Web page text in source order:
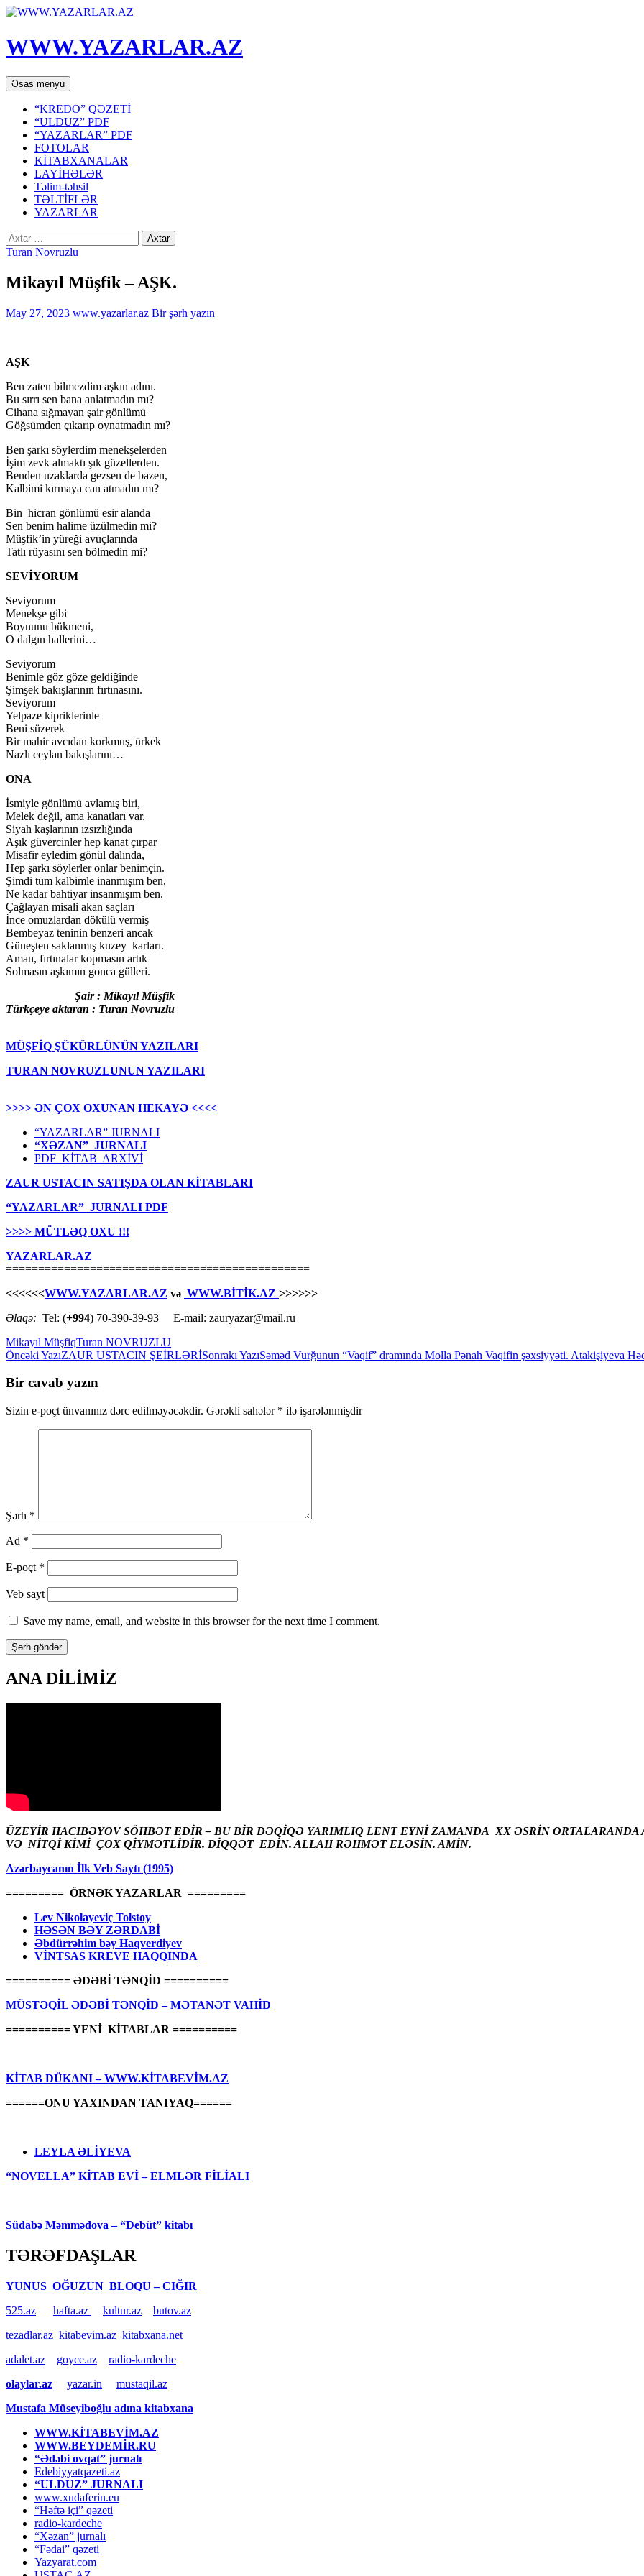
WWW.YAZARLAR.AZ
Axtar
Əsas menyu Mühtəviyyata
keç
“KREDO” QƏZETİ
“ULDUZ” PDF
“YAZARLAR” PDF
FOTOLAR
KİTABXANALAR
LAYİHƏLƏR
Təlim-təhsil
TƏLTİFLƏR
YAZARLAR
Axtarış:
Turan Novruzlu
Mikayıl Müşfik – AŞK.
May 27, 2023 www.yazarlar.az Bir şərh yazın
AŞK
Ben zaten bilmezdim aşkın adını.
Bu sırrı sen bana anlatmadın mı?
Cihana sığmayan şair gönlümü
Göğsümden çıkarıp oynatmadın mı?
Ben şarkı söylerdim menekşelerden
İşim zevk almaktı şık güzellerden.
Benden uzaklarda gezsen de bazen,
Kalbimi kırmaya can atmadın mı?
Bin hicran gönlümü esir alanda
Sen benim halime üzülmedin mi?
Müşfik’in yüreği avuçlarında
Tatlı rüyasını sen bölmedin mi?
SEVİYORUM
Seviyorum
Menekşe gibi
Boynunu bükmeni,
O dalgın hallerini…
Seviyorum
Benimle göz göze geldiğinde
Şimşek bakışlarının fırtınasını.
Seviyorum
Yelpaze kipriklerinle
Beni süzerek
Bir mahir avcıdan korkmuş, ürkek
Nazlı ceylan bakışlarını…
ONA
İsmiyle gönlümü avlamış biri,
Melek değil, ama kanatları var.
Siyah kaşlarının ızsızlığında
Aşık güvercinler hep kanat çırpar
Misafir eyledim gönül dalında,
Hep şarkı söylerler onlar benimçin.
Şimdi tüm kalbimle inanmışım ben,
Ne kadar bahtiyar insanmışım ben.
Çağlayan misali akan saçları
İnce omuzlardan dökülü vermiş
Bembeyaz teninin benzeri ancak
Güneşten saklanmış kuzey karları.
Aman, fırtınalar kopmasın artık
Solmasın aşkımın gonca gülleri.
Şair : Mikayıl Müşfik
Türkçeye aktaran : Turan Novruzlu
MÜŞFİQ ŞÜKÜRLÜNÜN YAZILARI
TURAN NOVRUZLUNUN YAZILARI
>>>> ƏN ÇOX OXUNAN HEKAYƏ <<<<
“YAZARLAR” JURNALI
“XƏZAN” JURNALI
PDF KİTAB ARXİVİ
ZAUR USTACIN SATIŞDA OLAN KİTABLARI
“YAZARLAR” JURNALI PDF
>>>> MÜTLƏQ OXU !!!
YAZARLAR.AZ
===============================================
<<<<<<WWW.YAZARLAR.AZ və WWW.BİTİK.AZ >>>>>>
Əlaqə: Tel: (+994) 70-390-39-93 E-mail: zauryazar@mail.ru
Mikayıl MüşfiqTuran NOVRUZLU
Yazılar
üzrə
naviqasiya
Öncəki YazıZAUR USTACIN ŞEİRLƏRİSonrakı YazıSəməd Vurğunun “Vaqif” dramında Molla Pənah Vaqifin şəxsiyyəti. Atakişiyeva
Bir cavab yazın
Sizin e-poçt ünvanınız dərc edilməyəcəkdir. Gərəkli sahələr * ilə işarələnmişdir
Şərh *
Ad *
E-poçt *
Veb sayt
Save my name, email, and website in this browser for the next time I comment.
ANA DİLİMİZ
ÜZEYİR HACIBƏYOV SÖHBƏT EDİR – BU BİR DƏQİQƏ YARIMLIQ LENT EYNİ ZAMANDA XX ƏSRİN
VƏ NİTQİ KİMİ ÇOX QİYMƏTLİDİR. DİQQƏT EDİN. ALLAH RƏHMƏT ELƏSİN. AMİN.
Azərbaycanın İlk Veb Saytı (1995)
========= ÖRNƏK YAZARLAR =========
Lev Nikolayeviç Tolstoy
HƏSƏN BƏY ZƏRDABİ
Əbdürrəhim bəy Haqverdiyev
VİNTSAS KREVE HAQQINDA
========== ƏDƏBİ TƏNQİD ==========
MÜSTƏQİL ƏDƏBİ TƏNQİD – MƏTANƏT VAHİD
========== YENİ KİTABLAR ==========
KİTAB DÜKANI – WWW.KİTABEVİM.AZ
======ONU YAXINDAN TANIYAQ======
LEYLA ƏLİYEVA
“NOVELLA” KİTAB EVİ – ELMLƏR FİLİALI
Südabə Məmmədova – “Debüt” kitabı
TƏRƏFDAŞLAR
YUNUS OĞUZUN BLOQU – CIĞIR
525.az
hafta.az kultur.az
butov.az
tezadlar.az kitabevim.az kitabxana.net
adalet.az
goyce.az
radio-kardeche
olaylar.az
yazar.in
mustaqil.az
Mustafa Müseyiboğlu adına kitabxana
WWW.KİTABEVİM.AZ
WWW.BEYDEMİR.RU
“Ədəbi ovqat” jurnalı
Edebiyyatqazeti.az
“ULDUZ” JURNALI
www.xudaferin.eu
“Həftə içi” qəzeti
radio-kardeche
“Xəzan” jurnalı
“Fədai” qəzeti
Yazyarat.com